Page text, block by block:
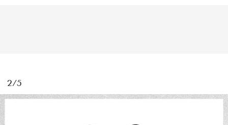
2/5